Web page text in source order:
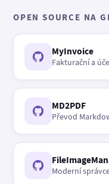
OPEN SOURCE NA
MyInvoice
Fakturační a
MD2PDF
Převod
Moderní